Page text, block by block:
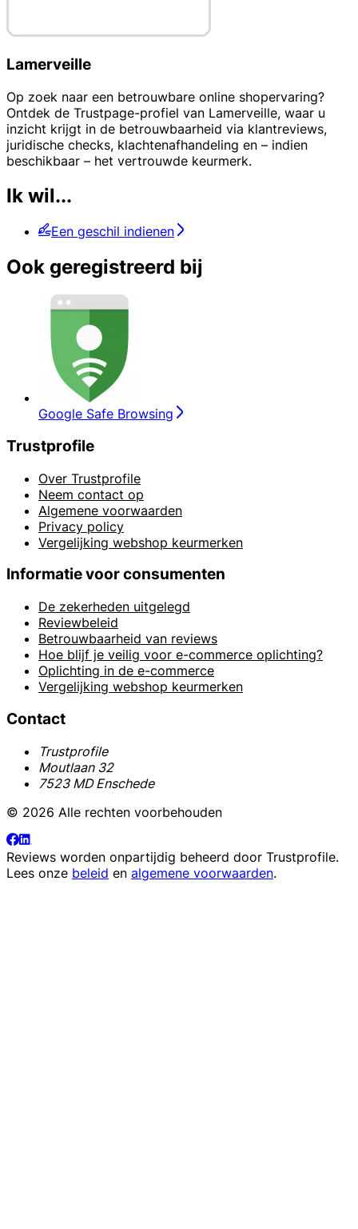
Lamerveille
Op zoek naar een betrouwbare online shopervaring?
Ontdek de Trustpage-profiel van Lamerveille, waar u
inzicht krijgt in de betrouwbaarheid via klantreviews,
juridische checks, klachtenafhandeling en – indien
beschikbaar – het vertrouwde keurmerk.
Ik wil...
Een geschil indienen
Ook geregistreerd bij
Google Safe Browsing
Trustprofile
Over Trustprofile
Neem contact op
Algemene voorwaarden
Privacy policy
Vergelijking webshop keurmerken
Informatie voor consumenten
De zekerheden uitgelegd
Reviewbeleid
Betrouwbaarheid van reviews
Hoe blijf je veilig voor e-commerce oplichting?
Oplichting in de e-commerce
Vergelijking webshop keurmerken
Contact
Trustprofile
Moutlaan 32
7523 MD Enschede
© 2026 Alle rechten voorbehouden
Reviews worden onpartijdig beheerd door Trustprofile.
Lees onze beleid en algemene voorwaarden.